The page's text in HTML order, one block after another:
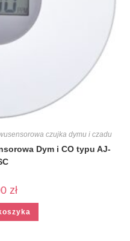
czujka dymu i czadu
Dym i CO typu AJ-
zł